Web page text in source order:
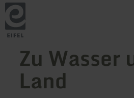
Zurück
zur
Startseite
Zu Wasser
Land